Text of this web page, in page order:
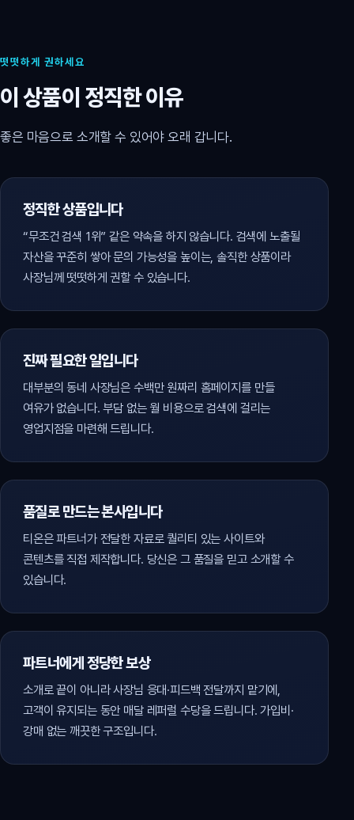
떳떳하게 권하세요
이 상품이 정직한 이유
좋은 마음으로 소개할 수 있어야 오래 갑니다.
정직한 상품입니다
“무조건 검색 1위” 같은 약속을 하지 않습니다. 검색에 노출될
자산을 꾸준히 쌓아 문의 가능성을 높이는, 솔직한 상품이라
사장님께 떳떳하게 권할 수 있습니다.
진짜 필요한 일입니다
대부분의 동네 사장님은 수백만 원짜리 홈페이지를 만들
여유가 없습니다. 부담 없는 월 비용으로 검색에 걸리는
영업지점을 마련해 드립니다.
품질로 만드는 본사입니다
티온은 파트너가 전달한 자료로 퀄리티 있는 사이트와
콘텐츠를 직접 제작합니다. 당신은 그 품질을 믿고 소개할 수
있습니다.
파트너에게 정당한 보상
소개로 끝이 아니라 사장님 응대·피드백 전달까지 맡기에,
고객이 유지되는 동안 매달 레퍼럴 수당을 드립니다. 가입비·
강매 없는 깨끗한 구조입니다.